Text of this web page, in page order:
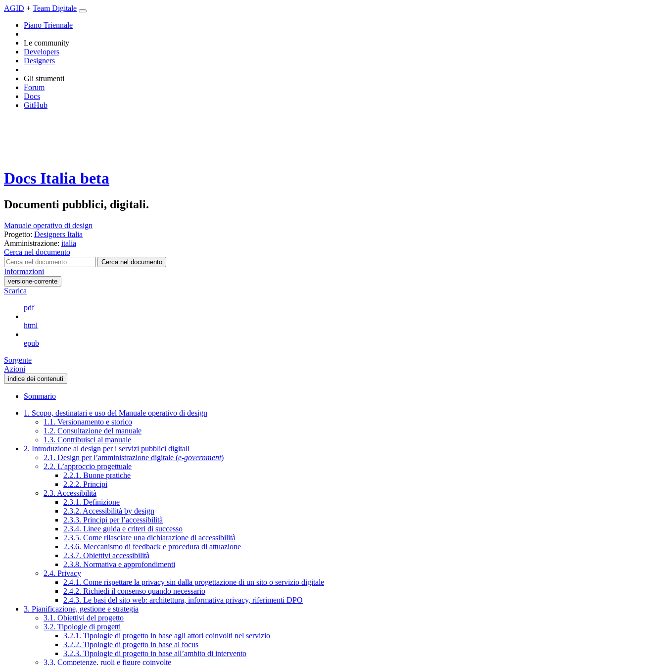
AGID + Team Digitale
Piano Triennale
Le community
Developers
Designers
Gli strumenti
Forum
Docs
GitHub
Docs Italia beta
Documenti pubblici, digitali.
Manuale operativo di design
Progetto: Designers Italia
Amministrazione: italia
Cerca nel documento
Cerca nel documento
Informazioni
versione-corrente
Scarica
pdf
html
epub
Sorgente
Azioni
indice dei contenuti
Sommario
1. Scopo, destinatari e uso del Manuale operativo di design
1.1. Versionamento e storico
1.2. Consultazione del manuale
1.3. Contribuisci al manuale
2. Introduzione al design per i servizi pubblici digitali
2.1. Design per l’amministrazione digitale (e-government)
2.2. L’approccio progettuale
2.2.1. Buone pratiche
2.2.2. Principi
2.3. Accessibilità
2.3.1. Definizione
2.3.2. Accessibilità by design
2.3.3. Principi per l’accessibilità
2.3.4. Linee guida e criteri di successo
2.3.5. Come rilasciare una dichiarazione di accessibilità
2.3.6. Meccanismo di feedback e procedura di attuazione
2.3.7. Obiettivi accessibilità
2.3.8. Normativa e approfondimenti
2.4. Privacy
2.4.1. Come rispettare la privacy sin dalla progettazione di un sito o servizio digitale
2.4.2. Richiedi il consenso quando necessario
2.4.3. Le basi del sito web: architettura, informativa privacy, riferimenti DPO
3. Pianificazione, gestione e strategia
3.1. Obiettivi del progetto
3.2. Tipologie di progetti
3.2.1. Tipologie di progetto in base agli attori coinvolti nel servizio
3.2.2. Tipologie di progetto in base al focus
3.2.3. Tipologie di progetto in base all’ambito di intervento
3.3. Competenze, ruoli e figure coinvolte